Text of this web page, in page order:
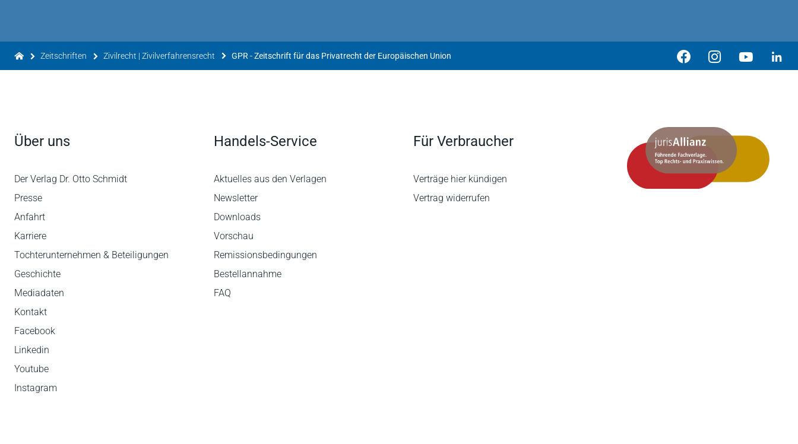
Zeitschriften Zivilrecht | Zivilverfahrensrecht GPR - Zeitschrift für das Privatrecht der Europäischen Union
Über uns
Der Verlag Dr. Otto Schmidt
Presse
Anfahrt
Karriere
Tochterunternehmen & Beteiligungen
Geschichte
Mediadaten
Kontakt
Facebook
Linkedin
Youtube
Instagram
Handels-Service
Aktuelles aus den Verlagen
Newsletter
Downloads
Vorschau
Remissionsbedingungen
Bestellannahme
FAQ
Für Verbraucher
Verträge hier kündigen
Vertrag widerrufen